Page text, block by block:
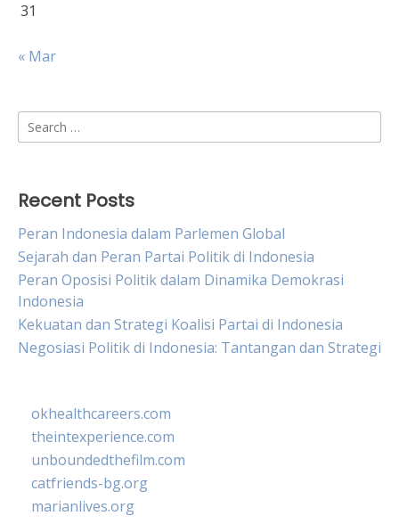
31
« Mar
Search
for:
Recent Posts
Peran Indonesia dalam Parlemen Global
Sejarah dan Peran Partai Politik di Indonesia
Peran Oposisi Politik dalam Dinamika Demokrasi
Indonesia
Kekuatan dan Strategi Koalisi Partai di Indonesia
Negosiasi Politik di Indonesia: Tantangan dan Strategi
okhealthcareers.com
theintexperience.com
unboundedthefilm.com
catfriends-bg.org
marianlives.org